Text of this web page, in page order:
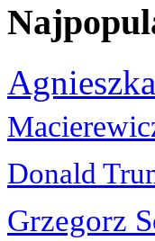
Donald
Grzegorz